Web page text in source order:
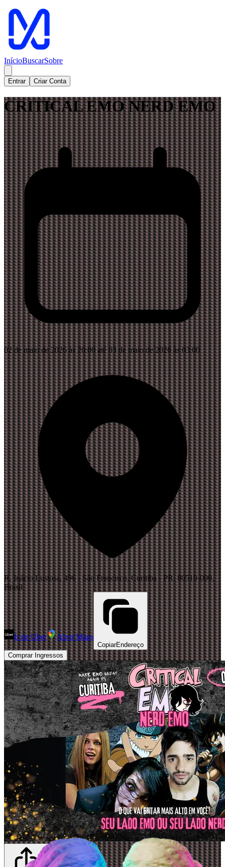
InícioBuscarSobre
Entrar Criar Conta
CRITICAL EMO NERD EMO
02 de maio de 2026 às 20:00 até 03 de maio de 2026 às 03:00
R. Inácio Lustosa, 496 - São Francisco, Curitiba - PR, 80510-000,
Brasil
Ir de Uber Abrir Maps
CopiarEndereço
Comprar Ingressos